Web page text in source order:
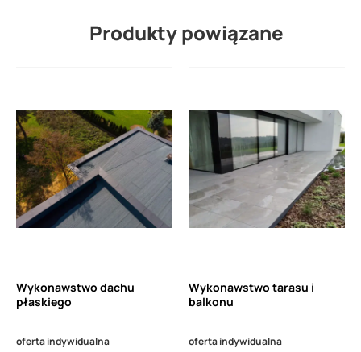
Produkty powiązane
Wykonawstwo dachu
płaskiego
oferta indywidualna
Wykonawstwo tarasu i
balkonu
oferta indywidualna